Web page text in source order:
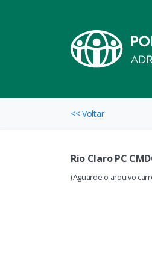
<< Voltar
Rio Claro PC
(Aguarde o arquivo